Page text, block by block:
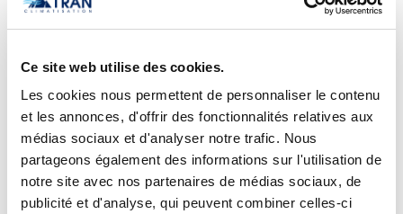
Ce site web utilise des cookies.
Les cookies nous permettent de personnaliser le contenu
et les annonces, d'offrir des fonctionnalités relatives aux
médias sociaux et d'analyser notre trafic. Nous
partageons également des informations sur l'utilisation de
notre site avec nos partenaires de médias sociaux, de
publicité et d'analyse, qui peuvent combiner celles-ci
au moment de la demande.
réservation ne sera considérée comme
conclue avant l’émission et l’acceptation
écrite d’une soumission officielle. Tran
Climatisation se réserve le droit de
corriger ou de mettre à jour sans préavis
toute information, description ou